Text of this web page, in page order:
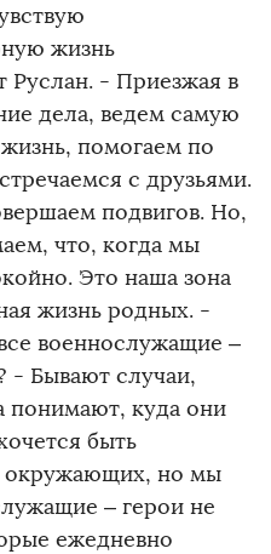
жизнь
Руслан. - Приезжая в
дела, ведем самую
помогаем по
с друзьями.
подвигов. Но,
что, когда мы
Это наша зона
жизнь родных. -
военнослужащие –
- Бывают случаи,
понимают, куда они
быть
окружающих, но мы
– герои не
ежедневно